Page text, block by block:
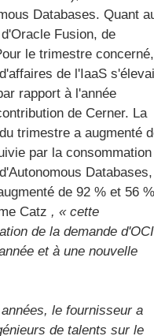
Databases. Quant
Fusion, de
le trimestre concerné,
de l'IaaS
rapport à l'année
de Cerner. La
trimestre a augmenté
par la consommation
Databases,
de 92 % et 56 %
Catz , « cette
de la demande d'OCI
et à une nouvelle
le fournisseur a
de talents sur le